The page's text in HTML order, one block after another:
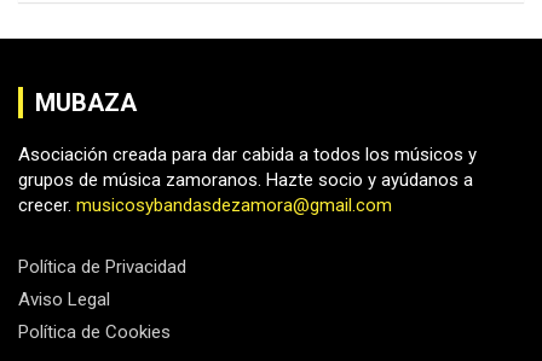
MUBAZA
Asociación creada para dar cabida a todos los músicos y
grupos de música zamoranos. Hazte socio y ayúdanos a
crecer. musicosybandasdezamora@gmail.com
Política de Privacidad
Aviso Legal
Política de Cookies